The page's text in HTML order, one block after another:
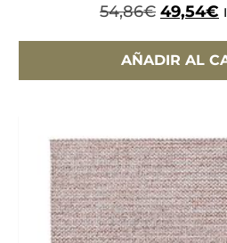
54,86€ 49,54€
AÑADIR AL